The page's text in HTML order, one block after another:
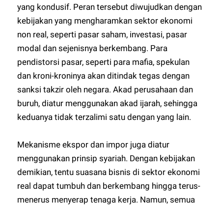
yang kondusif. Peran tersebut diwujudkan dengan
kebijakan yang mengharamkan sektor ekonomi
non real, seperti pasar saham, investasi, pasar
modal dan sejenisnya berkembang. Para
pendistorsi pasar, seperti para mafia, spekulan
dan kroni-kroninya akan ditindak tegas dengan
sanksi takzir oleh negara. Akad perusahaan dan
buruh, diatur menggunakan akad ijarah, sehingga
keduanya tidak terzalimi satu dengan yang lain.
Mekanisme ekspor dan impor juga diatur
menggunakan prinsip syariah. Dengan kebijakan
demikian, tentu suasana bisnis di sektor ekonomi
real dapat tumbuh dan berkembang hingga terus-
menerus menyerap tenaga kerja. Namun, semua